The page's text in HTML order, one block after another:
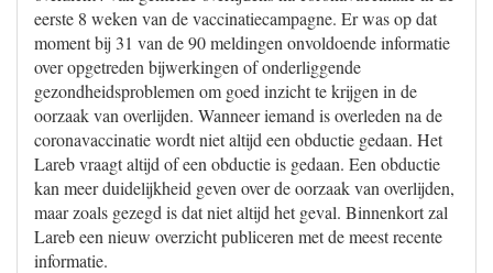
eerste 8 weken van de vaccinatiecampagne. Er was op dat
moment bij 31 van de 90 meldingen onvoldoende informatie
over opgetreden bijwerkingen of onderliggende
gezondheidsproblemen om goed inzicht te krijgen in de
oorzaak van overlijden. Wanneer iemand is overleden na de
coronavaccinatie wordt niet altijd een obductie gedaan. Het
Lareb vraagt altijd of een obductie is gedaan. Een obductie
kan meer duidelijkheid geven over de oorzaak van overlijden,
maar zoals gezegd is dat niet altijd het geval. Binnenkort zal
Lareb een nieuw overzicht publiceren met de meest recente
informatie.